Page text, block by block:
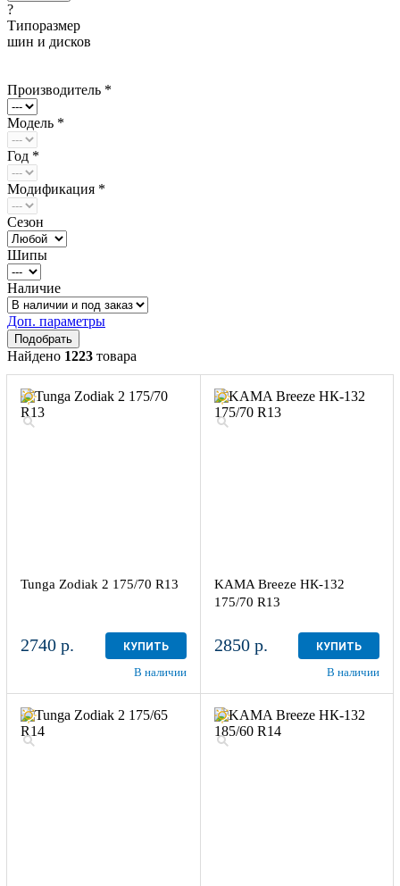
?
Типоразмер
шин и дисков
Производитель *
Модель *
Год *
Модификация *
Сезон
Шипы
Наличие
Доп. параметры
Найдено 1223 товара
Tunga Zodiak 2 175/70 R13
2740 р. КУПИТЬ
В наличии
KAMA Breeze НК-132
175/70 R13
2850 р. КУПИТЬ
В наличии